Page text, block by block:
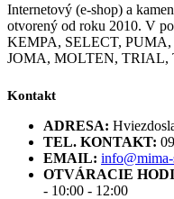
Internetový (e-shop) a
otvorený od roku 2010. V
KEMPA, SELECT,
JOMA, MOLTEN,
Kontakt
ADRESA:
TEL. KONTAKT:
EMAIL:
OTVÁRACIE
- 10:00 - 12:00